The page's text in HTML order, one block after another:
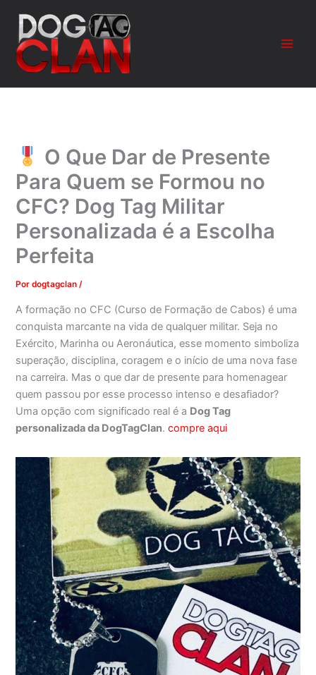
para
conteúdo
O Que Dar de Presente
Para Quem se Formou no
CFC? Dog Tag Militar
Personalizada é a Escolha
Perfeita
Pordogtagclan/
A formação no CFC (Curso de Formação de Cabos) é uma
conquista marcante na vida de qualquer militar. Seja no
Exército, Marinha ou Aeronáutica, esse momento simboliza
superação, disciplina, coragem e o início de uma nova fase
na carreira. Mas o que dar de presente para homenagear
quem passou por esse processo intenso e desafiador?
Uma opção com significado real é a Dog Tag
personalizada da DogTagClan.compre aqui